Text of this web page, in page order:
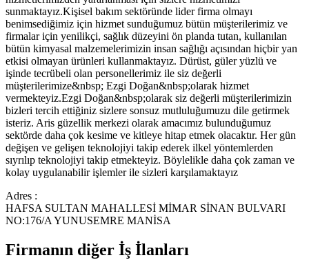
sunmaktayız.Kişisel bakım sektöründe lider firma olmayı
benimsediğimiz için hizmet sunduğumuz bütün müşterilerimiz ve
firmalar için yenilikçi, sağlık düzeyini ön planda tutan, kullanılan
bütün kimyasal malzemelerimizin insan sağlığı açısından hiçbir yan
etkisi olmayan ürünleri kullanmaktayız. Dürüst, güler yüzlü ve
işinde tecrübeli olan personellerimiz ile siz değerli
müşterilerimize&nbsp; Ezgi Doğan&nbsp;olarak hizmet
vermekteyiz.Ezgi Doğan&nbsp;olarak siz değerli müşterilerimizin
bizleri tercih ettiğiniz sizlere sonsuz mutluluğumuzu dile getirmek
isteriz. Aris güzellik merkezi olarak amacımız bulunduğumuz
sektörde daha çok kesime ve kitleye hitap etmek olacaktır. Her gün
değişen ve gelişen teknolojiyi takip ederek ilkel yöntemlerden
sıyrılıp teknolojiyi takip etmekteyiz. Böylelikle daha çok zaman ve
kolay uygulanabilir işlemler ile sizleri karşılamaktayız
Adres :
HAFSA SULTAN MAHALLESİ MİMAR SİNAN BULVARI
NO:176/A YUNUSEMRE MANİSA
Firmanın diğer İş İlanları